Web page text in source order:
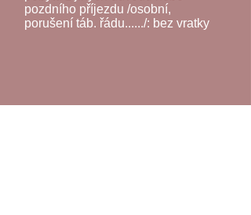
pozdního příjezdu /osobní,
porušení táb. řádu....../: bez vratky